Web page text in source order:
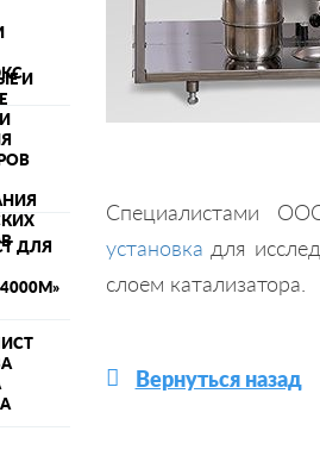
И
ДЛЯ
Специалистами
установка для
слоем катализатора.
Вернуться назад